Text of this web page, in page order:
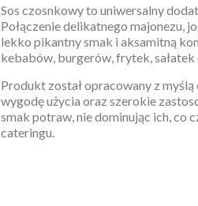
Sos czosnkowy to uniwersalny
Połączenie delikatnego majonezu,
lekko pikantny smak i aksamitną
kebabów, burgerów, frytek,
Produkt został opracowany z
wygodę użycia oraz szerokie
smak potraw, nie dominując ich, co
cateringu.